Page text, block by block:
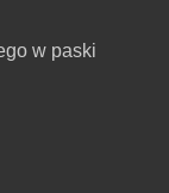
w paski